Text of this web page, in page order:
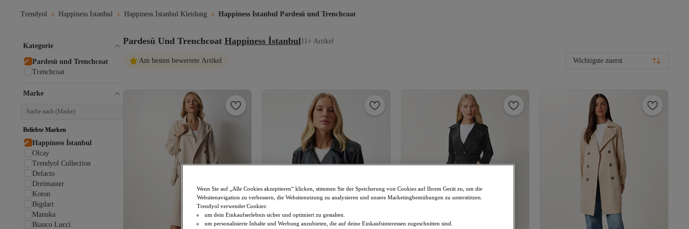
Trendyol Happiness İstanbul Happiness İstanbul Kleidung Happiness İstanbul Pardesü und Trenchcoat
Pardesü Und Trenchcoat Happiness İstanbul11+ Artikel
Am besten bewertete Artikel Wichtigste zuerst
Kategorie
Pardesü und Trenchcoat
Trenchcoat
Marke
Beliebte Marken
Happiness İstanbul
Olcay
Trendyol Collection
Defacto
Dreimaster
Koton
Bigdart
Manuka
Bianco Lucci
Wenn Sie auf „Alle Cookies akzeptieren“ klicken, stimmen Sie der Speicherung von Cookies auf Ihrem Gerät zu, um die
Websitenavigation zu verbessern, die Websitenutzung zu analysieren und unsere Marketingbemühungen zu unterstützen.
Trendyol verwendet Cookies:
um dein Einkaufserlebnis sicher und optimiert zu gestalten.
um personalisierte Inhalte und Werbung anzubieten, die auf deine Einkaufsinteressen zugeschnitten sind.